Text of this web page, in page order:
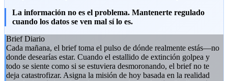
La información no es el problema. Mantenerte regulado
cuando los datos se ven mal sí lo es.
Brief Diario
Cada mañana, el brief toma el pulso de dónde realmente estás—no
donde desearías estar. Cuando el estallido de extinción golpea y
todo se siente como si se estuviera desmoronando, el brief no te
deja catastrofizar. Asigna la misión de hoy basada en la realidad